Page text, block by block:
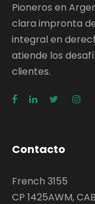
Pioneros en
clara impronta
integral en
atiende los
clientes.
Contacto
French 3155
CP 1425AWM,